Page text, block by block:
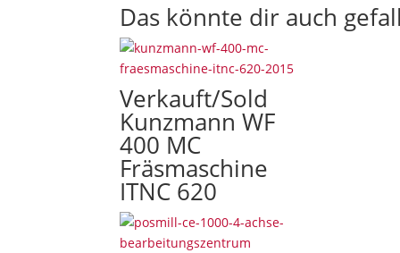
t
o
u
t
e
r
m
s
n
Das könnte dir auch
Verkauft/Sold
Kunzmann WF
400 MC
Fräsmaschine
ITNC 620